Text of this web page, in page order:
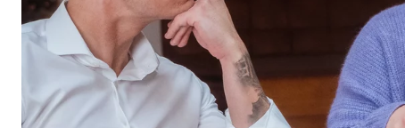
webhelyeken keresztül követik nyomon.
Adform | címzett: OVB, Adform A/S
Nevek: uid,